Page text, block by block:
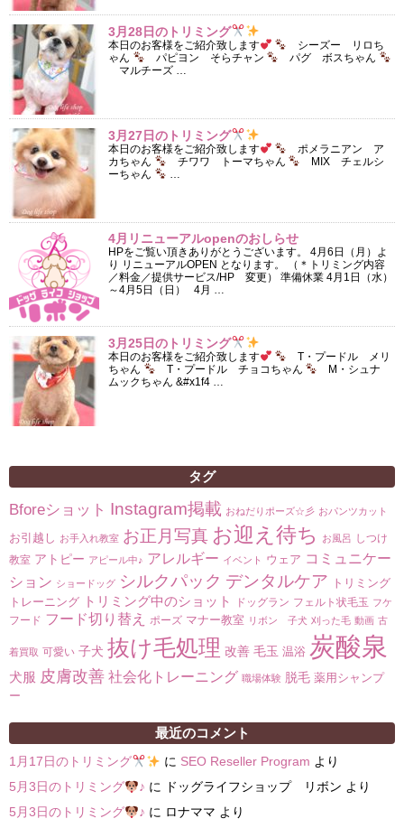
3月28日のトリミング
本日のお客様をご紹介致します
シーズー リロち
ゃん
パピヨン そらチャン
パグ ボスちゃん
マルチーズ …
3月27日のトリミング
本日のお客様をご紹介致します
ポメラニアン ア
カちゃん
チワワ トーマちゃん
MIX チェルシ
ーちゃん
…
4月リニューアルopenのおしらせ
HPをご覧い頂きありがとうございます。 4月6日（月）よ
り リニューアルOPEN となります。 （＊トリミング内容
／料金／提供サービス/HP 変更） 準備休業 4月1日（水）
～4月5日（日） 4月 …
3月25日のトリミング
本日のお客様をご紹介致します
T・プードル メリ
ちゃん
T・プードル チョコちゃん
M・シュナ
ムックちゃん &#x1f4 …
タグ
Bforeショット Instagram掲載 おねだりポーズ☆彡 おパンツカット
お引越し お手入れ教室 お正月写真 お迎え待ち お風呂 しつけ
教室 アトピー アピール中♪ アレルギー イベント ウェア コミュニケー
ション ショードッグ シルクパック デンタルケア
トリミング
トレーニング
トリミング中のショット ドッグラン フェルト状毛玉 フケ
フード フード切り替え ポーズ マナー教室 リボン 子犬 刈った毛 動画 古
着買取 可愛い 子犬 抜け毛処理 改善 毛玉 温浴 炭酸泉
犬服 皮膚改善 社会化トレーニング 職場体験 脱毛 薬用シャンプ
ー
最近のコメント
1月17日のトリミング に SEO Reseller Program より
5月3日のトリミング
♪ に ドッグライフショップ リボン より
5月3日のトリミング
♪ に ロナママ より